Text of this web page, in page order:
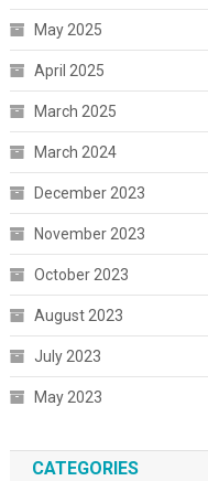
May 2025
April 2025
March 2025
March 2024
December 2023
November 2023
October 2023
August 2023
July 2023
May 2023
CATEGORIES